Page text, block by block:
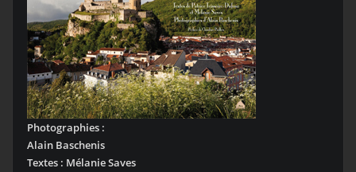
Photographies :
Alain Baschenis
Textes : Mélanie Saves